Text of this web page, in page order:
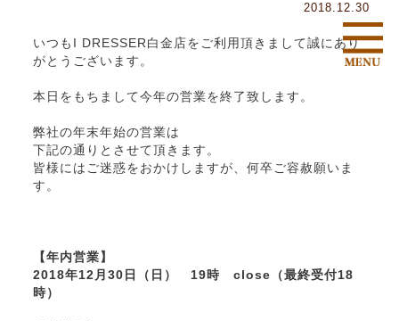
2018.12.30
いつもI DRESSER白金店をご利用頂きまして誠にあり
がとうございます。
本日をもちまして今年の営業を終了致します。
弊社の年末年始の営業は
下記の通りとさせて頂きます。
皆様にはご迷惑をおかけしますが、何卒ご容赦願いま
す。
【年内営業】
2018年12月30日（日） 19時 close（最終受付18
時）